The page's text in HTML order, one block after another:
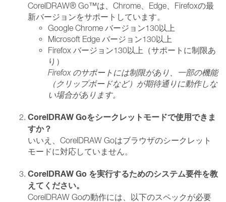
CorelDRAW® Go™は、Chrome、Edge、Firefoxの最
新バージョンをサポートしています。
Google Chrome バージョン130以上
Microsoft Edge バージョン130以上
Firefox バージョン130以上（サポートに制限あ
り）
Firefox のサポートには制限があり、一部の機能
（クリップボードなど）が期待通りに動作しな
い場合があります。
CorelDRAW Goをシークレットモードで使用できま
すか？
いいえ、CorelDRAW Goはブラウザのシークレット
モードに対応していません。
CorelDRAW Go を実行するためのシステム要件を教
えてください。
CorelDRAW Goの動作には、以下のスペックが必要